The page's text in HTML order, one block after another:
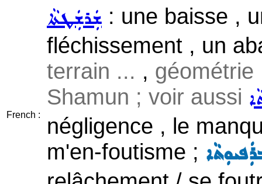
French :
ܫܲܪܫܲܛܬܵܐ : une baisse ,
fléchissement , un
terrain ... , géométrie
Shamun ; voir aussi
négligence , le
m'en-foutisme ;